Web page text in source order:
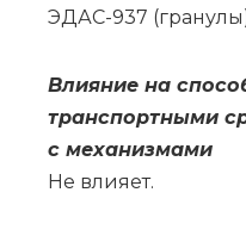
ЭДАС-937
Влия­ние на
транс­порт­ны­ми
с ме­ха­низ­ма­ми
Не вли­я­ет.